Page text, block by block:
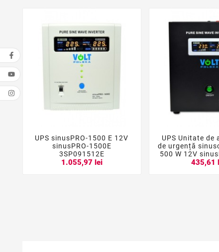
  
UPS sinusPRO-1500 E 12V
sinusPRO-1500E
3SP091512E
1.055,97 lei
 
UPS Unitate de
de urgență
500 W 12V
435,61